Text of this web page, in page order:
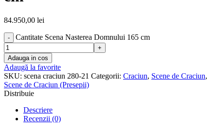
84.950,00 lei
Cantitate Scena Nasterea Domnului 165 cm
Adauga in cos
Adaugă la favorite
SKU: scena craciun 280-21 Categorii: Craciun, Scene de Craciun,
Scene de Craciun (Presepii)
Distribuie
Descriere
Recenzii (0)